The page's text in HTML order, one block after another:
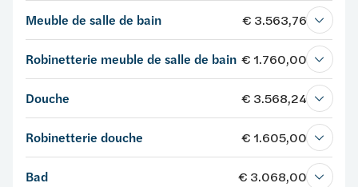
Meuble de salle de bain € 3.563,76
Robinetterie meuble de salle de bain € 1.760,00
Douche € 3.568,24
Robinetterie douche € 1.605,00
Bad € 3.068,00